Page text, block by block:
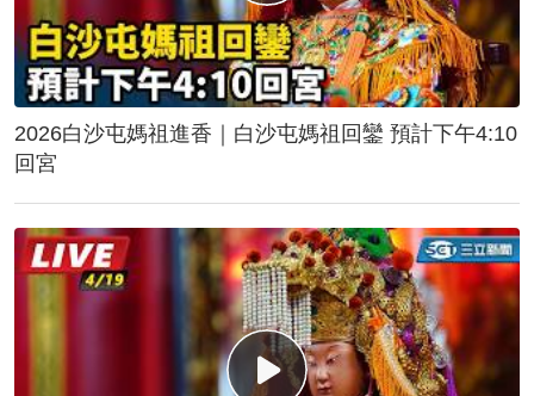
2026白沙屯媽祖進香｜白沙屯媽祖回鑾 預計下午4:10
回宮